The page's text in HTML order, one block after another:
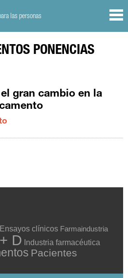
las personas
PONENCIAS
gran cambio en la
Ensayos clínicos Farmaindustria
D Industria farmacéutica
Pacientes